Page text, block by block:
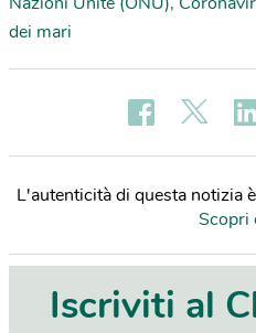
dei mari
L'autenticità di questa notizia
Scopri
Iscriviti al